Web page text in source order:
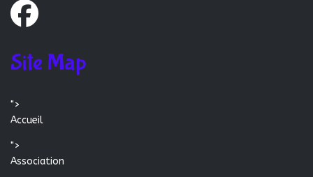
Site Map
">
Accueil
">
Association